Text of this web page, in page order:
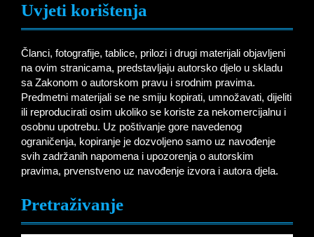
Uvjeti korištenja
Članci, fotografije, tablice, prilozi i drugi materijali objavljeni
na ovim stranicama, predstavljaju autorsko djelo u skladu
sa Zakonom o autorskom pravu i srodnim pravima.
Predmetni materijali se ne smiju kopirati, umnožavati, dijeliti
ili reproducirati osim ukoliko se koriste za nekomercijalnu i
osobnu upotrebu. Uz poštivanje gore navedenog
ograničenja, kopiranje je dozvoljeno samo uz navođenje
svih zadržanih napomena i upozorenja o autorskim
pravima, prvenstveno uz navođenje izvora i autora djela.
Pretraživanje